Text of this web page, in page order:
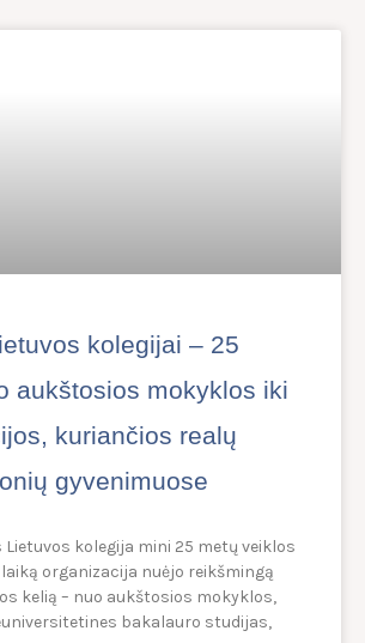
kolegijai – 25
aukštosios mokyklos iki
kuriančios realų
gyvenimuose
Lietuvos kolegija mini 25 metų veiklos
organizacija nuėjo reikšmingą
kelią – nuo aukštosios mokyklos,
bakalauro studijas,